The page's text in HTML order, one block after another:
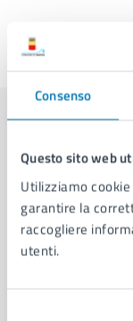
Consenso
Questo sito web
Utilizziamo
garantire la
raccogliere
utenti.
Ultimo
Servizio